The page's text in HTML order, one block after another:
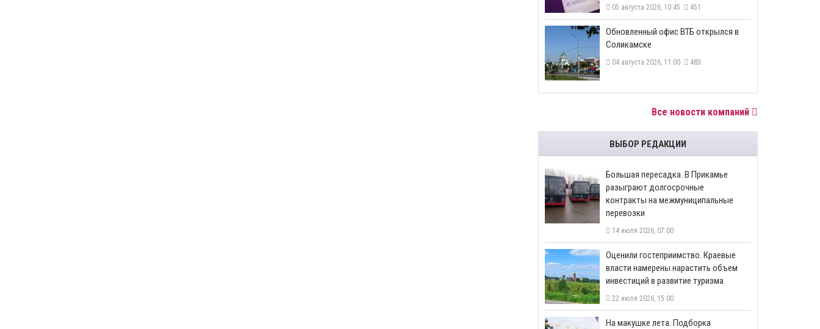
05 августа 2026, 10:45 451
​Обновленный офис ВТБ открылся в
Соликамске
04 августа 2026, 11:00 483
Все новости компаний
ВЫБОР РЕДАКЦИИ
Большая пересадка. В Прикамье
разыграют долгосрочные
контракты на межмуниципальные
перевозки
14 июля 2026, 07:00
Оценили гостеприимство. Краевые
власти намерены нарастить объем
инвестиций в развитие туризма
22 июля 2026, 15:00
На макушке лета. Подборка